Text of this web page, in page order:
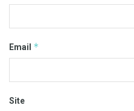
Email *
Site